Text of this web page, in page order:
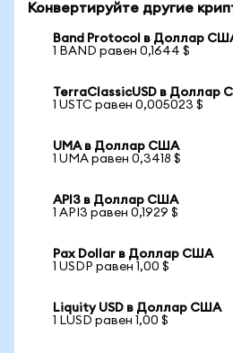
Конвертируйте другие
Band Protocol в Доллар
1 BAND равен 0,1644 $
TerraClassicUSD в Доллар
1 USTC равен 0,005023 $
UMA в Доллар США
1 UMA равен 0,3418 $
API3 в Доллар США
1 API3 равен 0,1929 $
Pax Dollar в Доллар США
1 USDP равен 1,00 $
Liquity USD в Доллар США
1 LUSD равен 1,00 $